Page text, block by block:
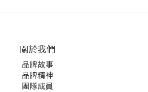
關於我們
品牌故事
品牌精神
團隊成員